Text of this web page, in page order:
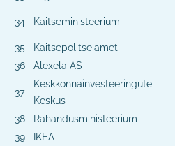
34 Kaitseministeerium
35
Kaitsepolitseiamet
36
Alexela AS
37
Keskkonnainvesteeringute
Keskus
38
Rahandusministeerium
39
IKEA